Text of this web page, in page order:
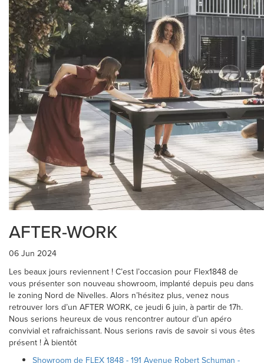
AFTER-WORK
06 Jun 2024
Les beaux jours reviennent ! C’est l’occasion pour Flex1848 de
vous présenter son nouveau showroom, implanté depuis peu dans
le zoning Nord de Nivelles. Alors n’hésitez plus, venez nous
retrouver lors d’un AFTER WORK, ce jeudi 6 juin, à partir de 17h.
Nous serions heureux de vous rencontrer autour d’un apéro
convivial et rafraichissant. Nous serions ravis de savoir si vous êtes
présent ! À bientôt
Showroom de FLEX 1848 - 191 Avenue Robert Schuman -